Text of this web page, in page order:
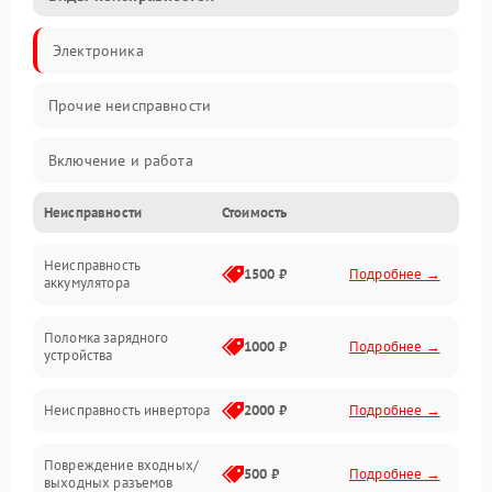
Электроника
Прочие неисправности
Включение и работа
Работа с нагрузкой
Звук и индикация
Неисправности Стоимость
Неисправность
аккумулятора
1500 ₽ Подробнее →
Поломка зарядного
устройства
1000 ₽ Подробнее →
Неисправность инвертора 2000 ₽ Подробнее →
Повреждение входных/
выходных разъемов
500 ₽ Подробнее →